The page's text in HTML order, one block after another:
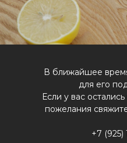
В ближайшее
для его
Если у вас
пожелания
+7